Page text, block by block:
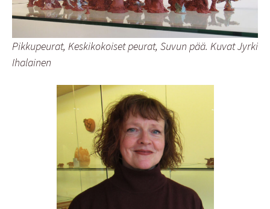
Pikkupeurat, Keskikokoiset peurat, Suvun pää. Kuvat Jyrki
Ihalainen